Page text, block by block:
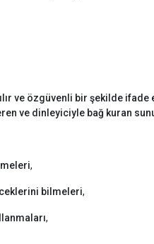
ve özgüvenli bir şekilde
ve dinleyiciyle bağ kuran
,
bilmeleri,
,